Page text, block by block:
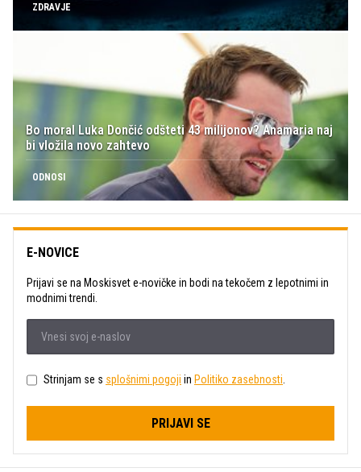
ZDRAVJE
Bo moral Luka Dončić odšteti 43 milijonov? Anamaria naj
bi vložila novo zahtevo
ODNOSI
E-NOVICE
Prijavi se na Moskisvet e-novičke in bodi na tekočem z lepotnimi in
modnimi trendi.
Strinjam se s splošnimi pogoji in Politiko zasebnosti
PRIJAVI SE